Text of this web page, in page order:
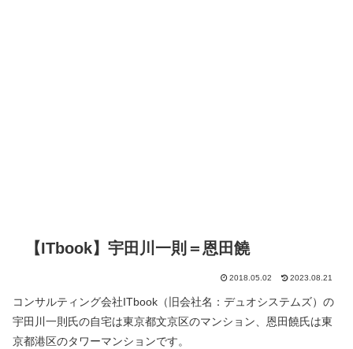
【ITbook】宇田川一則＝恩田饒
2018.05.02 2023.08.21
コンサルティング会社ITbook（旧会社名：デュオシステムズ）の
宇田川一則氏の自宅は東京都文京区のマンション、恩田饒氏は東
京都港区のタワーマンションです。